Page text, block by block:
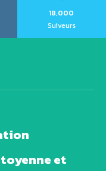
18,000
Suiveurs
et